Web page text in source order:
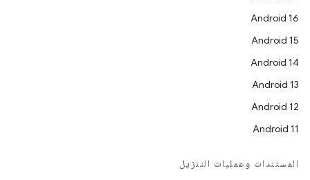
Android 16
Android 15
Android 14
Android 13
Android 12
Android 11
المستندات وعمليات التنزيل